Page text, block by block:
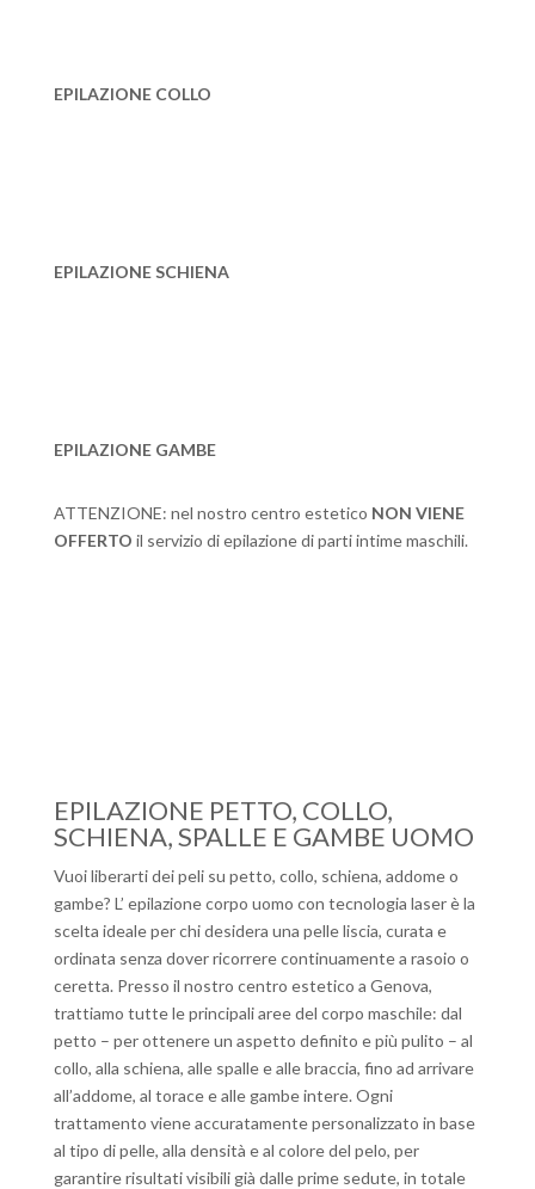
EPILAZIONE COLLO
EPILAZIONE SCHIENA
EPILAZIONE GAMBE
ATTENZIONE: nel nostro centro estetico NON VIENE
OFFERTO il servizio di epilazione di parti intime maschili.
EPILAZIONE PETTO, COLLO,
SCHIENA, SPALLE E GAMBE UOMO
Vuoi liberarti dei peli su petto, collo, schiena, addome o
gambe? L’ epilazione corpo uomo con tecnologia laser è la
scelta ideale per chi desidera una pelle liscia, curata e
ordinata senza dover ricorrere continuamente a rasoio o
ceretta. Presso il nostro centro estetico a Genova,
trattiamo tutte le principali aree del corpo maschile: dal
petto – per ottenere un aspetto definito e più pulito – al
collo, alla schiena, alle spalle e alle braccia, fino ad arrivare
all’addome, al torace e alle gambe intere. Ogni
trattamento viene accuratamente personalizzato in base
al tipo di pelle, alla densità e al colore del pelo, per
garantire risultati visibili già dalle prime sedute, in totale